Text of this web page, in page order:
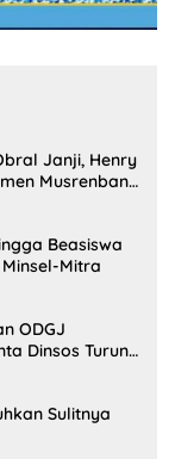
Janji, Henry
Musrenbang
Beasiswa
Minsel-Mitra
ODGJ
Dinsos Turun
Sulitnya